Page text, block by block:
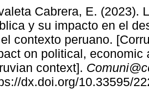
Cabrera, E. (2023).
y su impacto en el
contexto peruano.
on political,
context].
dx.doi.org/10.33595/